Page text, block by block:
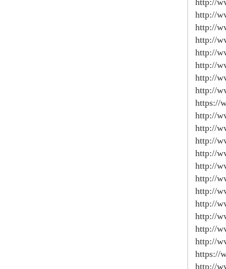
http://
http://
http://
http://
http://
http://
http://
http://
https://
http://
http://
http://
http://
http://
http://
http://
http://
http://
http://
http://
https://
http://